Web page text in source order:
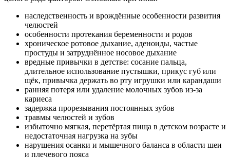
наследственность и врождённые особенности развития
челюстей
особенности протекания беременности и родов
хроническое ротовое дыхание, аденоиды, частые
простуды и затруднённое носовое дыхание
вредные привычки в детстве: сосание пальца,
длительное использование пустышки, прикус губ или
щёк, привычка держать во рту игрушки или карандаши
ранняя потеря или удаление молочных зубов из-за
кариеса
задержка прорезывания постоянных зубов
травмы челюстей и зубов
избыточно мягкая, перетёртая пища в детском возрасте и
недостаточная нагрузка на зубы
нарушения осанки и мышечного баланса в области шеи
и плечевого пояса